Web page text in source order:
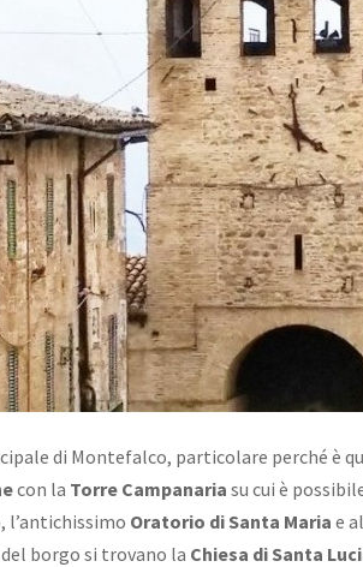
di Montefalco, particolare perché è
con la Torre Campanaria su cui è
l’antichissimo Oratorio di Santa Maria e
borgo si trovano la Chiesa di Santa